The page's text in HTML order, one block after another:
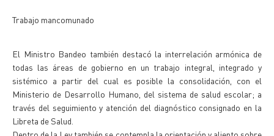
Trabajo mancomunado
El Ministro Bandeo también destacó la interrelación armónica de
todas las áreas de gobierno en un trabajo integral, integrado y
sistémico a partir del cual es posible la consolidación, con el
Ministerio de Desarrollo Humano, del sistema de salud escolar; a
través del seguimiento y atención del diagnóstico consignado en la
Libreta de Salud.